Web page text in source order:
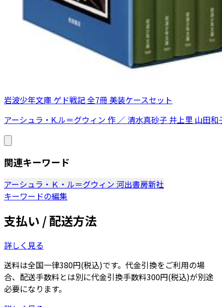
岩波少年文庫 ゲド戦記 全7冊 美装ケースセット
アーシュラ・K.ル＝グウィン 作 ／ 清水真砂子 井上里 山田
関連キーワード
アーシュラ・Ｋ・ル＝グウィン 河出書房新社
キーワードの編集
支払い / 配送方法
詳しく見る
送料は全国一律380円(税込)です。代金引換をご利用の場
合、配送手数料とは別に代金引換手数料300円(税込)が別途
必要になります。